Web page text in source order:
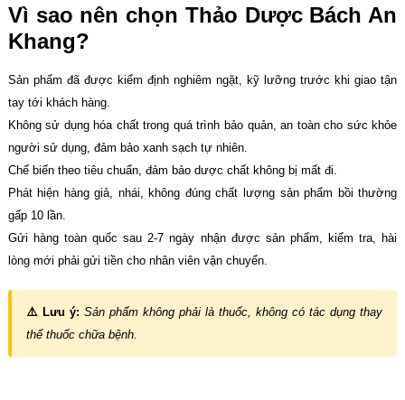
Vì sao nên chọn Thảo Dược Bách An
Khang?
Sản phẩm đã được kiểm định nghiêm ngặt, kỹ lưỡng trước khi giao tận
tay tới khách hàng.
Không sử dụng hóa chất trong quá trình bảo quản, an toàn cho sức khỏe
người sử dụng, đảm bảo xanh sạch tự nhiên.
Chế biến theo tiêu chuẩn, đảm bảo dược chất không bị mất đi.
Phát hiện hàng giả, nhái, không đúng chất lượng sản phẩm bồi thường
gấp 10 lần.
Gửi hàng toàn quốc sau 2-7 ngày nhận được sản phẩm, kiểm tra, hài
lòng mới phải gửi tiền cho nhân viên vận chuyển.
⚠️ Lưu ý: Sản phẩm không phải là thuốc, không có tác dụng thay
thế thuốc chữa bệnh.